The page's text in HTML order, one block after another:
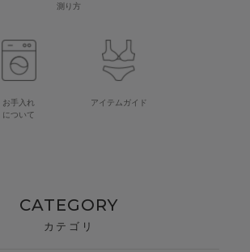
測り方
お手入れ
について
アイテムガイド
CATEGORY
カテゴリ